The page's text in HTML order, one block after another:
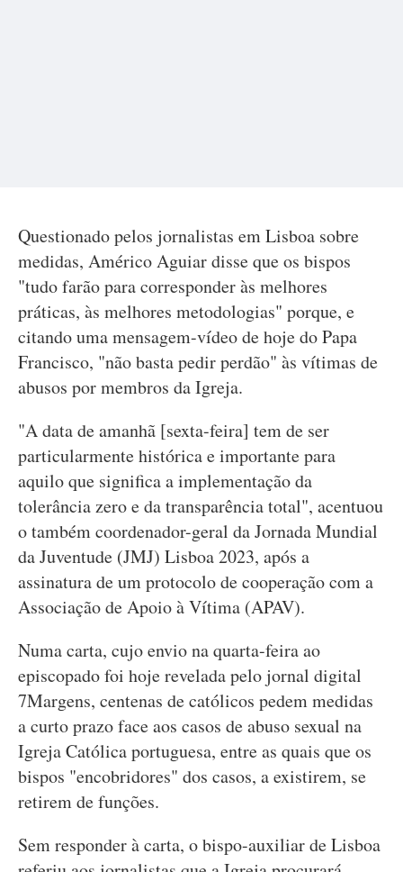
Questionado pelos jornalistas em Lisboa sobre
medidas, Américo Aguiar disse que os bispos
"tudo farão para corresponder às melhores
práticas, às melhores metodologias" porque, e
citando uma mensagem-vídeo de hoje do Papa
Francisco, "não basta pedir perdão" às vítimas de
abusos por membros da Igreja.
"A data de amanhã [sexta-feira] tem de ser
particularmente histórica e importante para
aquilo que significa a implementação da
tolerância zero e da transparência total", acentuou
o também coordenador-geral da Jornada Mundial
da Juventude (JMJ) Lisboa 2023, após a
assinatura de um protocolo de cooperação com a
Associação de Apoio à Vítima (APAV).
Numa carta, cujo envio na quarta-feira ao
episcopado foi hoje revelada pelo jornal digital
7Margens, centenas de católicos pedem medidas
a curto prazo face aos casos de abuso sexual na
Igreja Católica portuguesa, entre as quais que os
bispos "encobridores" dos casos, a existirem, se
retirem de funções.
Sem responder à carta, o bispo-auxiliar de Lisboa